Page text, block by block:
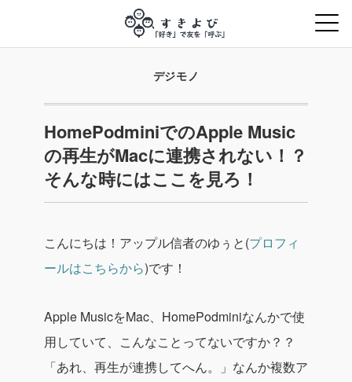
デジモノ
HomePodminiでのApple Music
の再生がMacに連携されない！？
そんな時にはここを見ろ！
こんにちは！アップル信者のゆぅと(プロフィ
ールはこちらから)です！
Apple MusicをMac、HomePodminiなんかで使
用していて、こんなことってないですか？？
「あれ、再生が連携してへん。」なんか複数ア